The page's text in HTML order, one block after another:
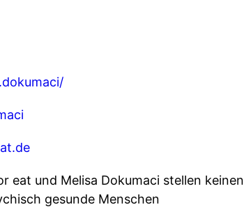
eat und Melisa Dokumaci stellen keinen
gesunde Menschen